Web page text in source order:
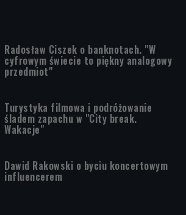
Radosław Ciszek o banknotach. "W
cyfrowym świecie to piękny analogowy
przedmiot"
Turystyka filmowa i podróżowanie
śladem zapachu w "City break.
Wakacje"
Dawid Rakowski o byciu koncertowym
influencerem